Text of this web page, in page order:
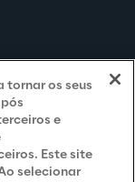
tornar os seus
e
Este site
selecionar